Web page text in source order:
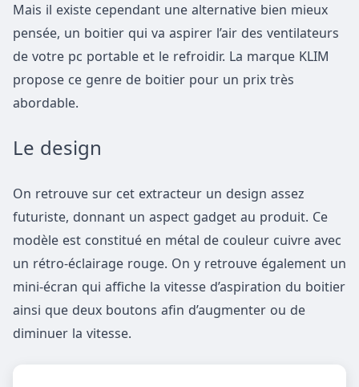
Mais il existe cependant une alternative bien mieux
pensée, un boitier qui va aspirer l’air des ventilateurs
de votre pc portable et le refroidir. La marque KLIM
propose ce genre de boitier pour un prix très
abordable.
Le design
On retrouve sur cet extracteur un design assez
futuriste, donnant un aspect gadget au produit. Ce
modèle est constitué en métal de couleur cuivre avec
un rétro-éclairage rouge. On y retrouve également un
mini-écran qui affiche la vitesse d’aspiration du boitier
ainsi que deux boutons afin d’augmenter ou de
diminuer la vitesse.